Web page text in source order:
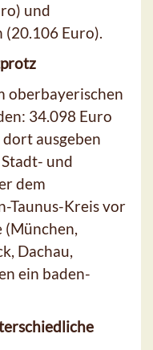
und
Euro).
oberbayerischen
34.098 Euro
ausgeben
und
dem
Taunus-Kreis vor
(München,
Dachau,
ein baden-